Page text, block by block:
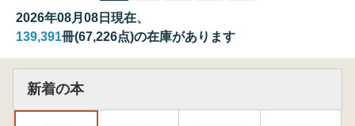
2026年08月08日現在、
139,391冊(67,226点)の在庫があります
新着の本